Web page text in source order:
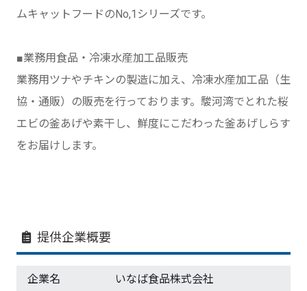
ムキャットフードのNo,1シリーズです。
■業務用食品・冷凍水産加工品販売
業務用ツナやチキンの製造に加え、冷凍水産加工品（生
協・通販）の販売を行っております。駿河湾でとれた桜
エビの釜あげや素干し、鮮度にこだわった釜あげしらす
をお届けします。
提供企業概要
企業名 いなば食品株式会社